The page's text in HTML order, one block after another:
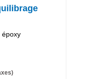
époxy